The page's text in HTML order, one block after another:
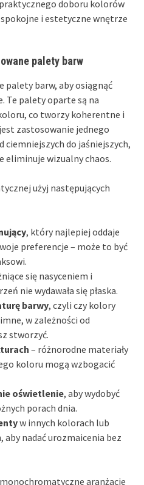
doboru kolorów
i estetyczne wnętrze
palety barw
barw, aby osiągnąć
Te palety oparte są na
co tworzy koherentne i
zastosowanie jednego
ciemniejszych do jaśniejszych,
eliminuje wizualny chaos.
użyj następujących
, który najlepiej oddaje
preferencje – może to być
się nasyceniem i
nie wydawała się płaska.
barwy, czyli czy kolory
w zależności od
stworzyć.
– różnorodne materiały
koloru mogą wzbogacić
oświetlenie, aby wydobyć
porach dnia.
w innych kolorach lub
nadać urozmaicenia bez
aranżacje